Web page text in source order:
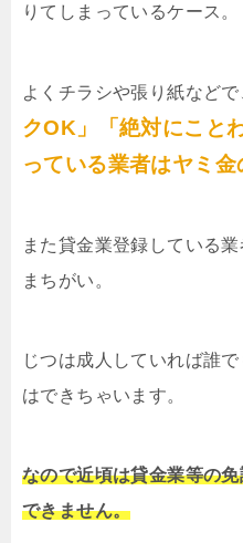
りてしまっているケース。
よくチラシや張り紙などで
クOK」「絶対にこと
っている業者はヤミ金
また貸金業登録している
まちがい。
じつは成人していれば誰
はできちゃいます。
なので近頃は貸金業等の
できません。